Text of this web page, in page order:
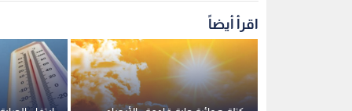
اقرأ أيضاً